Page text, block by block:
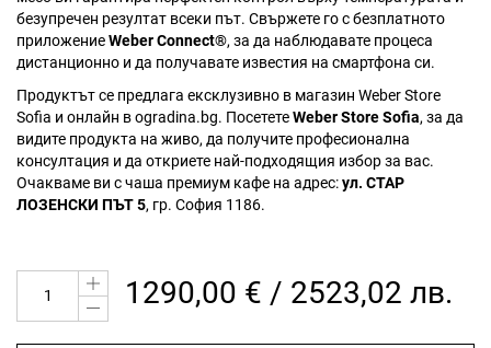
безупречен резултат всеки път. Свържете го с безплатното
приложениеWeber Connect®, за да наблюдавате процеса
дистанционно и да получавате известия на смартфона си.
Продуктът се предлага ексклузивно в магазин Weber Store
Sofia и онлайн в ogradina.bg. ПосететеWeber Store Sofia, за да
видите продукта на живо, да получите професионална
консултация и да откриете най-подходящия избор за вас.
Очакваме ви с чаша премиум кафе на адрес:ул. СТАР
ЛОЗЕНСКИ ПЪТ 5, гр. София 1186.
1290,00 € / 2523,02 лв.